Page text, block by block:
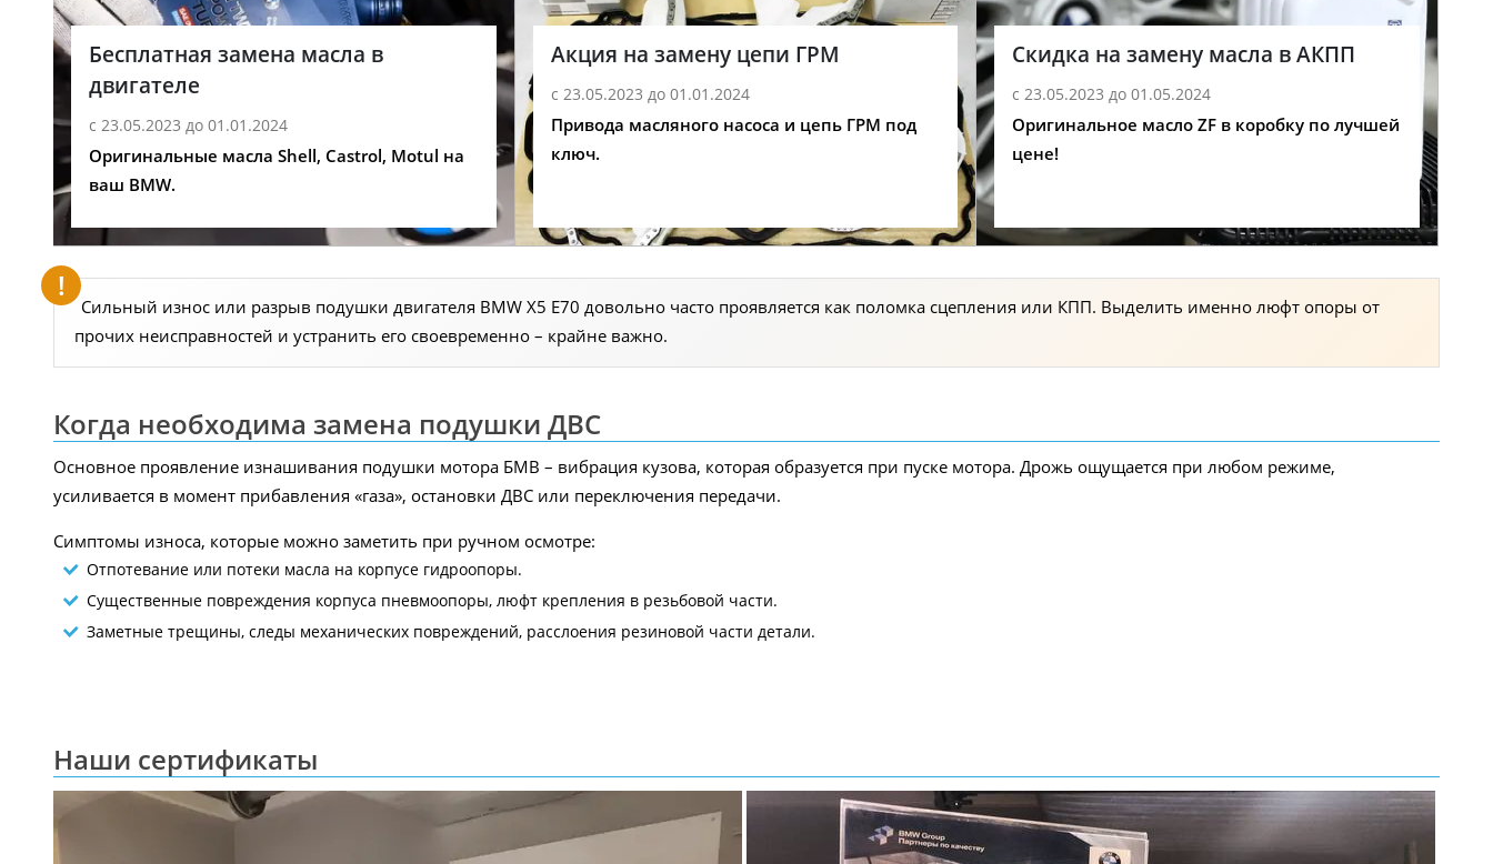
Бесплатная замена масла в
двигателе
с 23.05.2023 до 01.01.2024
Оригинальные масла Shell, Castrol, Motul на
ваш BMW.
Акция на замену цепи ГРМ
с 23.05.2023 до 01.01.2024
Привода масляного насоса и цепь ГРМ под
ключ.
Скидка на замену масла в АКПП
с 23.05.2023 до 01.05.2024
Оригинальное масло ZF в коробку по лучшей
цене!
Сильный износ или разрыв подушки двигателя BMW X5 E70 довольно часто проявляется как поломка сцепления или КПП. Выделить именно люфт опоры от
прочих неисправностей и устранить его своевременно – крайне важно.
Когда необходима замена подушки ДВС
Основное проявление изнашивания подушки мотора БМВ – вибрация кузова, которая образуется при пуске мотора. Дрожь ощущается при любом режиме,
усиливается в момент прибавления «газа», остановки ДВС или переключения передачи.
Симптомы износа, которые можно заметить при ручном осмотре:
Отпотевание или потеки масла на корпусе гидроопоры.
Существенные повреждения корпуса пневмоопоры, люфт крепления в резьбовой части.
Заметные трещины, следы механических повреждений, расслоения резиновой части детали.
Наши сертификаты